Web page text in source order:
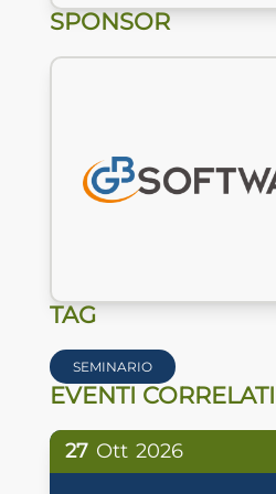
SPONSOR
TAG
SEMINARIO
EVENTI CORRELATI
27 Ott 2026